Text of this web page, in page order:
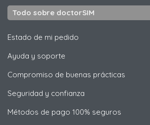
Todo sobre doctorSIM
Estado de mi pedido
Ayuda y soporte
Compromiso de buenas prácticas
Seguridad y confianza
Métodos de pago 100% seguros